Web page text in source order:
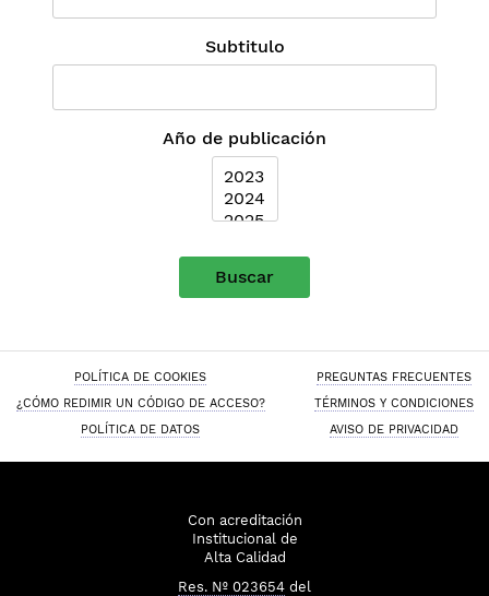
Subtitulo
Año de publicación
Buscar
POLÍTICA DE COOKIES
PREGUNTAS FRECUENTES
¿CÓMO REDIMIR UN CÓDIGO DE ACCESO?
TÉRMINOS Y CONDICIONES
POLÍTICA DE DATOS
AVISO DE PRIVACIDAD
Con acreditación
Institucional de
Alta Calidad
Res. Nº 023654 del